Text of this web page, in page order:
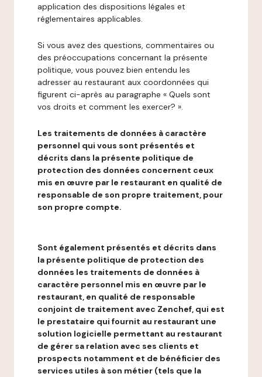
application des dispositions légales et
réglementaires applicables.
Si vous avez des questions, commentaires ou
des préoccupations concernant la présente
politique, vous pouvez bien entendu les
adresser au restaurant aux coordonnées qui
figurent ci-après au paragraphe « Quels sont
vos droits et comment les exercer? ».
Les traitements de données à caractère
personnel qui vous sont présentés et
décrits dans la présente politique de
protection des données concernent ceux
mis en œuvre par le restaurant en qualité de
responsable de son propre traitement, pour
son propre compte.
Sont également présentés et décrits dans
la présente politique de protection des
données les traitements de données à
caractère personnel mis en œuvre par le
restaurant, en qualité de responsable
conjoint de traitement avec Zenchef, qui est
le prestataire qui fournit au restaurant une
solution logicielle permettant au restaurant
de gérer sa relation avec ses clients et
prospects notamment et de bénéficier des
services utiles à son métier (tels que la